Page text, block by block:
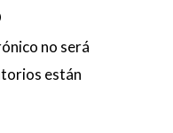
no será
están